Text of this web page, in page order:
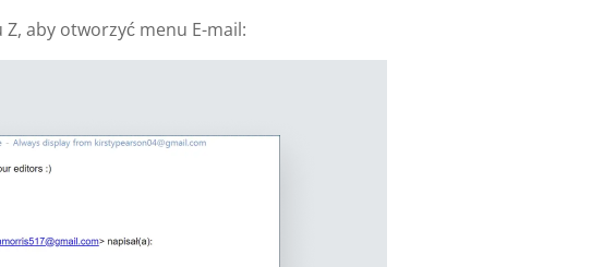
aby otworzyć menu E-mail: